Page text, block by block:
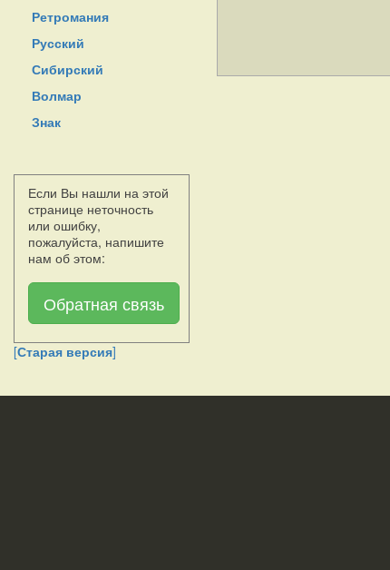
Ретромания
Русский
Сибирский
Волмар
Знак
Если Вы нашли на этой
странице неточность
или ошибку,
пожалуйста, напишите
нам об этом:
Обратная связь
[Старая версия]